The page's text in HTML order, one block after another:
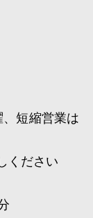
、短縮営業は
ください